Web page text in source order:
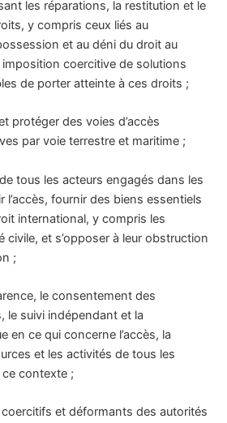
les réparations, la restitution et le
y compris ceux liés au
et au déni du droit au
coercitive de solutions
de porter atteinte à ces droits ;
protéger des voies d’accès
par voie terrestre et maritime ;
tous les acteurs engagés dans les
l’accès, fournir des biens essentiels
international, y compris les
civile, et s’opposer à leur obstruction
;
le consentement des
le suivi indépendant et la
en ce qui concerne l’accès, la
et les activités de tous les
contexte ;
et déformants des autorités